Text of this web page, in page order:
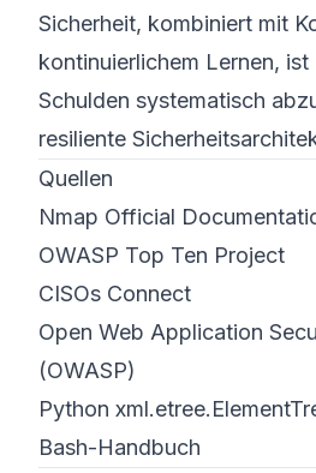
Sicherheit, kombiniert mit
kontinuierlichem Lernen, ist
Schulden systematisch
resiliente
Quellen
Nmap Official
OWASP Top Ten Project
CISOs Connect
Open Web Application
(OWASP)
Python
Bash-Handbuch